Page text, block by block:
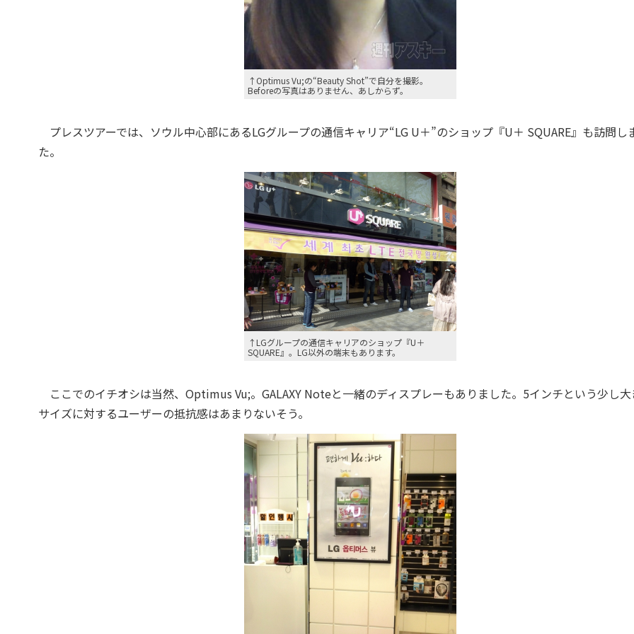
↑Optimus Vu;の“Beauty Shot”で自分を撮影。
Beforeの写真はありません、あしからず。
プレスツアーでは、ソウル中心部にあるLGグループの通信キャリア“LG U＋”のショップ『U＋ SQUARE』も訪問し
た。
↑LGグループの通信キャリアのショップ『U＋
SQUARE』。LG以外の端末もあります。
ここでのイチオシは当然、Optimus Vu;。GALAXY Noteと一緒のディスプレーもありました。5インチという少し
サイズに対するユーザーの抵抗感はあまりないそう。